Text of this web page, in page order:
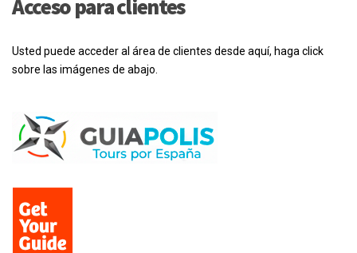
Acceso para clientes
Usted puede acceder al área de clientes desde aquí, haga click
sobre las imágenes de abajo.